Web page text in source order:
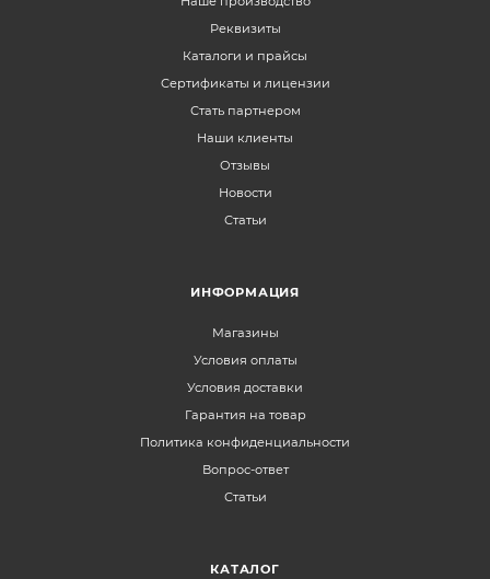
Реквизиты
Каталоги и прайсы
Сертификаты и лицензии
Стать партнером
Наши клиенты
Отзывы
Новости
Статьи
ИНФОРМАЦИЯ
Магазины
Условия оплаты
Условия доставки
Гарантия на товар
Политика конфиденциальности
Вопрос-ответ
Статьи
КАТАЛОГ